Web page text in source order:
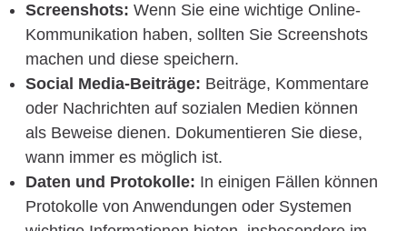
Screenshots: Wenn Sie eine wichtige Online-
Kommunikation haben, sollten Sie Screenshots
machen und diese speichern.
Social Media-Beiträge: Beiträge, Kommentare
oder Nachrichten auf sozialen Medien können
als Beweise dienen. Dokumentieren Sie diese,
wann immer es möglich ist.
Daten und Protokolle: In einigen Fällen können
Protokolle von Anwendungen oder Systemen